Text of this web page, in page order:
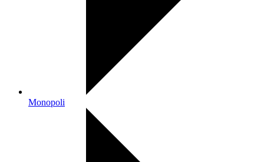
Monopoli